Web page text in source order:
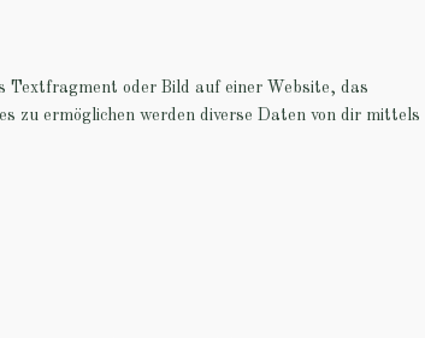
Textfragment oder Bild auf einer Website, das
zu ermöglichen werden diverse Daten von dir mittels